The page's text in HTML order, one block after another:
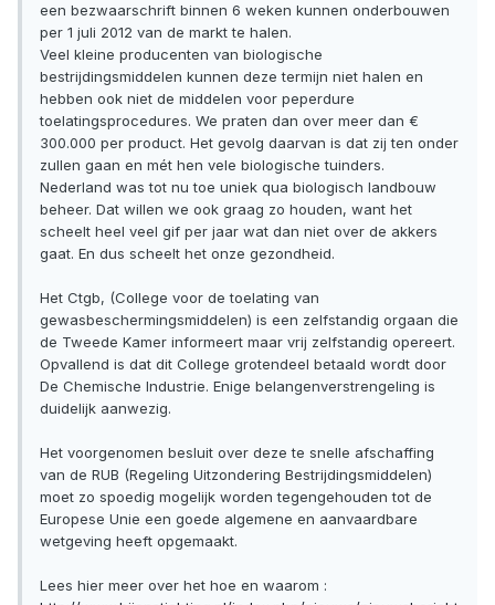
een bezwaarschrift binnen 6 weken kunnen onderbouwen
per 1 juli 2012 van de markt te halen.
Veel kleine producenten van biologische
bestrijdingsmiddelen kunnen deze termijn niet halen en
hebben ook niet de middelen voor peperdure
toelatingsprocedures. We praten dan over meer dan €
300.000 per product. Het gevolg daarvan is dat zij ten onder
zullen gaan en mét hen vele biologische tuinders.
Nederland was tot nu toe uniek qua biologisch landbouw
beheer. Dat willen we ook graag zo houden, want het
scheelt heel veel gif per jaar wat dan niet over de akkers
gaat. En dus scheelt het onze gezondheid.
Het Ctgb, (College voor de toelating van
gewasbeschermingsmiddelen) is een zelfstandig orgaan die
de Tweede Kamer informeert maar vrij zelfstandig opereert.
Opvallend is dat dit College grotendeel betaald wordt door
De Chemische Industrie. Enige belangenverstrengeling is
duidelijk aanwezig.
Het voorgenomen besluit over deze te snelle afschaffing
van de RUB (Regeling Uitzondering Bestrijdingsmiddelen)
moet zo spoedig mogelijk worden tegengehouden tot de
Europese Unie een goede algemene en aanvaardbare
wetgeving heeft opgemaakt.
Lees hier meer over het hoe en waarom :